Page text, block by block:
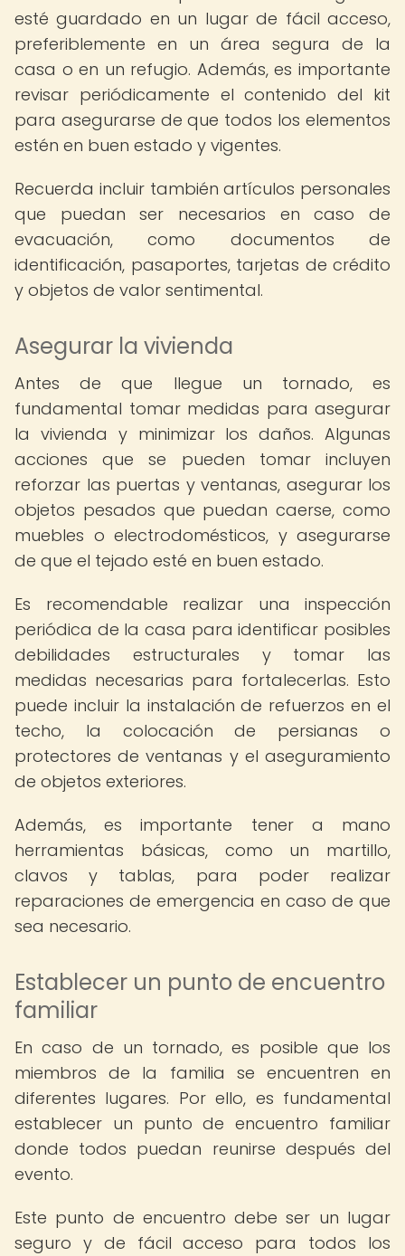
esté guardado en un lugar de fácil acceso,
preferiblemente en un área segura de la
casa o en un refugio. Además, es importante
revisar periódicamente el contenido del kit
para asegurarse de que todos los elementos
estén en buen estado y vigentes.
Recuerda incluir también artículos personales
que puedan ser necesarios en caso de
evacuación, como documentos de
identificación, pasaportes, tarjetas de crédito
y objetos de valor sentimental.
Asegurar la vivienda
Antes de que llegue un tornado, es
fundamental tomar medidas para asegurar
la vivienda y minimizar los daños. Algunas
acciones que se pueden tomar incluyen
reforzar las puertas y ventanas, asegurar los
objetos pesados que puedan caerse, como
muebles o electrodomésticos, y asegurarse
de que el tejado esté en buen estado.
Es recomendable realizar una inspección
periódica de la casa para identificar posibles
debilidades estructurales y tomar las
medidas necesarias para fortalecerlas. Esto
puede incluir la instalación de refuerzos en el
techo, la colocación de persianas o
protectores de ventanas y el aseguramiento
de objetos exteriores.
Además, es importante tener a mano
herramientas básicas, como un martillo,
clavos y tablas, para poder realizar
reparaciones de emergencia en caso de que
sea necesario.
Establecer un punto de encuentro
familiar
En caso de un tornado, es posible que los
miembros de la familia se encuentren en
diferentes lugares. Por ello, es fundamental
establecer un punto de encuentro familiar
donde todos puedan reunirse después del
evento.
Este punto de encuentro debe ser un lugar
seguro y de fácil acceso para todos los